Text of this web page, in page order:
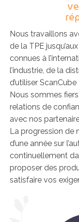
Nous travaillons
de la TPE
connues à
l’industrie, de la
d’utiliser ScanCube
Nous sommes
relations de
avec nos
La progression de
d’une année sur
continuellement
proposer des
satisfaire vos